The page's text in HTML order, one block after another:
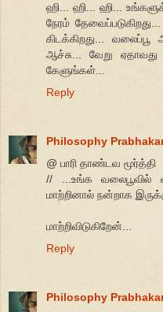
ஹி... ஹி... ஹி...
நேரம்
கிடக்கிறது...
ஆச்சு... வேறு
கேளுங்கள்...
Reply
Philosophy
@ பாரி தாண்டவ மூர்த்தி
// ...உங்க வலைபூவில்
மாற்றினால் நன்றாக
மாற்றிவிடுகிறேன்...
Reply
Philosophy